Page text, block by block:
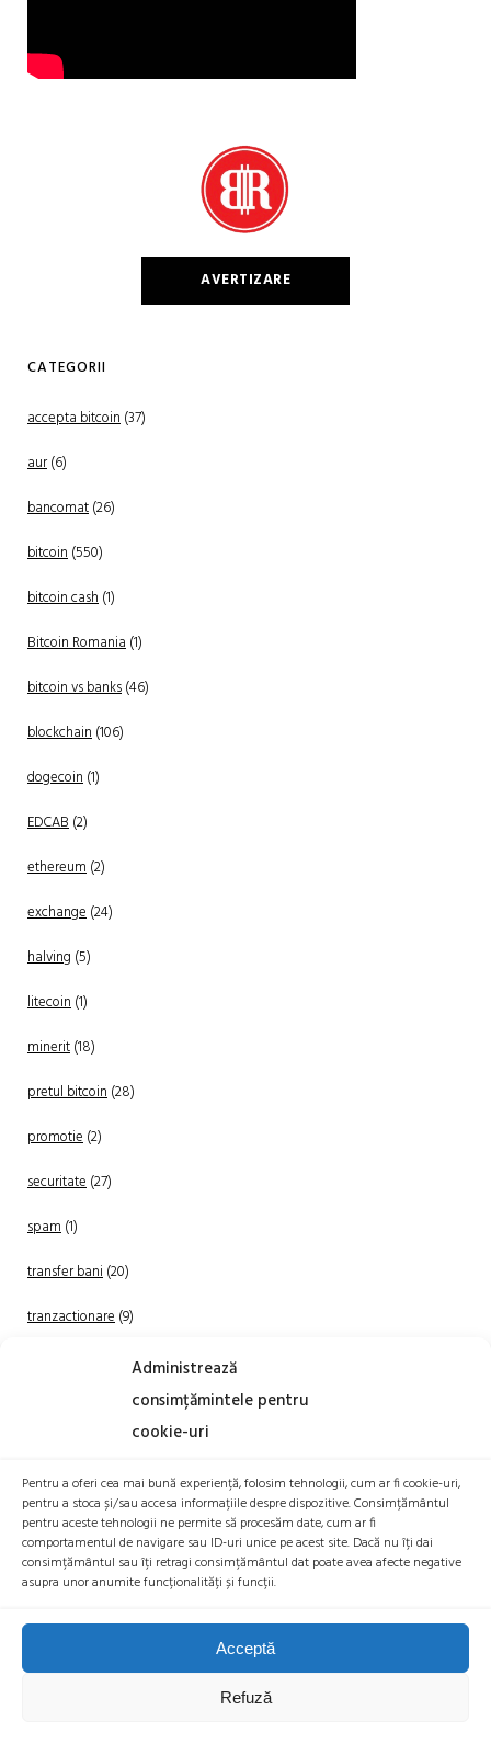
Administrează
consimțămintele pentru
cookie-uri
Pentru a oferi cea mai bună experiență, folosim tehnologii, cum ar fi cookie-uri,
pentru a stoca și/sau accesa informațiile despre dispozitive. Consimțământul
pentru aceste tehnologii ne permite să procesăm date, cum ar fi
comportamentul de navigare sau ID-uri unice pe acest site. Dacă nu îți dai
consimțământul sau îți retragi consimțământul dat poate avea afecte negative
asupra unor anumite funcționalități și funcții.
Acceptă
Refuză
AVERTIZARE
CATEGORII
accepta bitcoin(37)
aur(6)
bancomat(26)
bitcoin(550)
bitcoin cash(1)
Bitcoin Romania(1)
bitcoin vs banks(46)
blockchain(106)
dogecoin(1)
EDCAB(2)
ethereum(2)
exchange(24)
halving (5)
litecoin(1)
minerit(18)
pretul bitcoin(28)
promotie(2)
securitate(27)
spam(1)
transfer bani(20)
tranzactionare(9)
(20)
TRANZACTIONEAZA